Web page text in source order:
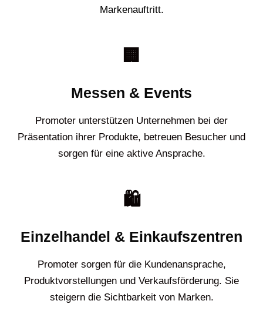
Markenauftritt.
🏢
Messen & Events
Promoter unterstützen Unternehmen bei der
Präsentation ihrer Produkte, betreuen Besucher und
sorgen für eine aktive Ansprache.
🛍️
Einzelhandel & Einkaufszentren
Promoter sorgen für die Kundenansprache,
Produktvorstellungen und Verkaufsförderung. Sie
steigern die Sichtbarkeit von Marken.